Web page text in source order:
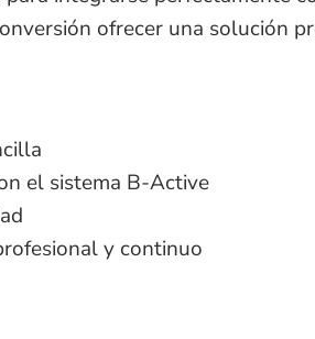
ofrecer una solución
el sistema B-Active
y continuo